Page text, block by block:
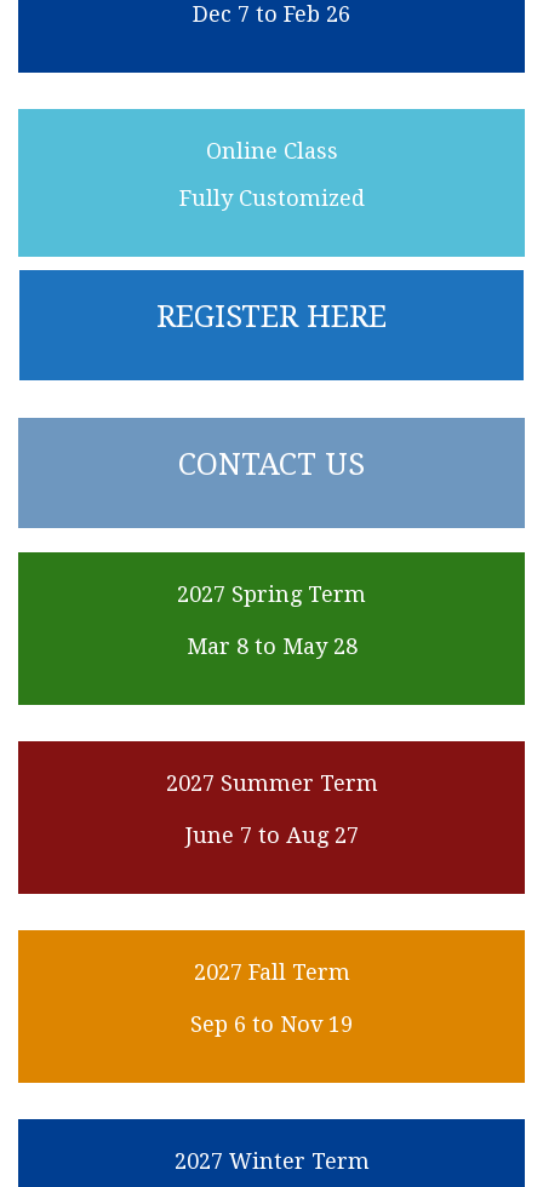
Dec 7 to Feb 26
Online Class
Fully Customized
REGISTER HERE
CONTACT US
2027 Spring Term
Mar 8 to May 28
2027 Summer Term
June 7 to Aug 27
2027 Fall Term
Sep 6 to Nov 19
2027 Winter Term